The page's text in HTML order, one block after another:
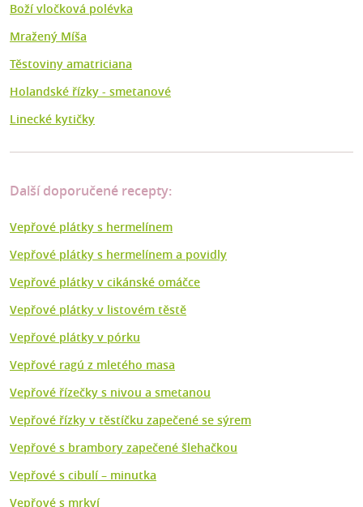
Boží vločková polévka
Mražený Míša
Těstoviny amatriciana
Holandské řízky - smetanové
Linecké kytičky
Další doporučené recepty:
Vepřové plátky s hermelínem
Vepřové plátky s hermelínem a povidly
Vepřové plátky v cikánské omáčce
Vepřové plátky v listovém těstě
Vepřové plátky v pórku
Vepřové ragú z mletého masa
Vepřové řízečky s nivou a smetanou
Vepřové řízky v těstíčku zapečené se sýrem
Vepřové s brambory zapečené šlehačkou
Vepřové s cibulí – minutka
Vepřové s mrkví